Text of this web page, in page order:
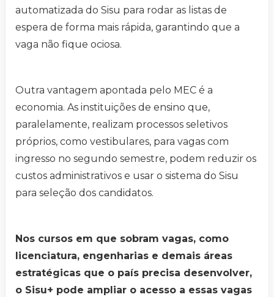
automatizada do Sisu para rodar as listas de
espera de forma mais rápida, garantindo que a
vaga não fique ociosa.
Outra vantagem apontada pelo MEC é a
economia. As instituições de ensino que,
paralelamente, realizam processos seletivos
próprios, como vestibulares, para vagas com
ingresso no segundo semestre, podem reduzir os
custos administrativos e usar o sistema do Sisu
para seleção dos candidatos.
Nos cursos em que sobram vagas, como
licenciatura, engenharias e demais áreas
estratégicas que o país precisa desenvolver,
o Sisu+ pode ampliar o acesso a essas vagas